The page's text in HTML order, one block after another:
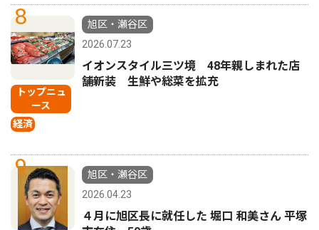
8
トップニュ
ース
経済
旭区・瀬谷区
2026.07.23
イオンスタイル三ツ境 48年親しまれた店
舗新装 生鮮や総菜を拡充
9
旭区・瀬谷区
2026.04.23
４月に旭区長に就任した 堀口 和美さん 平塚